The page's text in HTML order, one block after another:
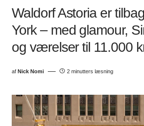
Poland
Русский
Waldorf Astoria er
York – med glamour,
og værelser til 11.000
af Nick Nomi 2 minutters læsning